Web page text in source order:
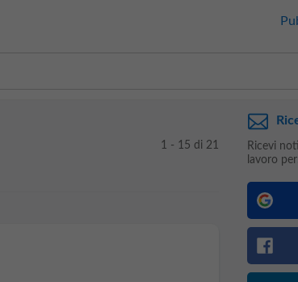
1 - 15 di 21
Ricevi
lavoro